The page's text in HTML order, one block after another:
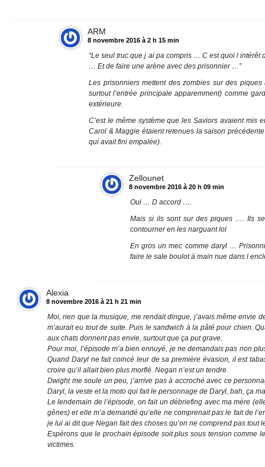
ARM
8 novembre 2016 à 2 h 15 min
“Le seul truc que j ai pa compris … C est quoi l intérêt
… Et de faire une arène avec des prisonnier …”
Les prisonniers mettent des zombies sur des
surtout l’entrée principale apparemment) comme
extérieure.
C’est le même système que les Saviors avaient mis
Carol & Maggie étaient retenues la saison
qui avait fini empalée).
Zellounet
8 novembre 2016 à 20 h 09 min
Oui … D accord ….
Mais si ils sont sur des piques …. Ils
contourner en les narguant lol
En gros un mec comme daryl …
faire le sale boulot à main nue dans l
Alexia
8 novembre 2016 à 21 h 21 min
Moi, rien que la musique, me rendait dingue, j’avais même envie
m’aurait eu tout de suite. Puis le sandwich à la pâté pour chien.
aux chats donnent pas envie, surtout que ça put grave.
Pour moi, l’épisode m’a bien ennuyé, je ne demandais pas non
Quand Daryl ne fait coincé leur de sa première évasion, il est
croire qu’il allait bien plus morflé. Negan n’est un tendre.
Dwight me soule un peu, j’arrive pas à accroché avec ce
Daryl, la veste et la moto qui fait le personnage de Daryl, bah, ça
Le lendemain de l’épisode, on fait un débriefing avec ma mère
gênes) et elle m’a demandé qu’elle ne comprenait pas le fait de
je lui ai dit que Negan fait des choses qu’on ne comprend pas tout
Espérons que le prochain épisode soit plus sous tension comme
victimes.